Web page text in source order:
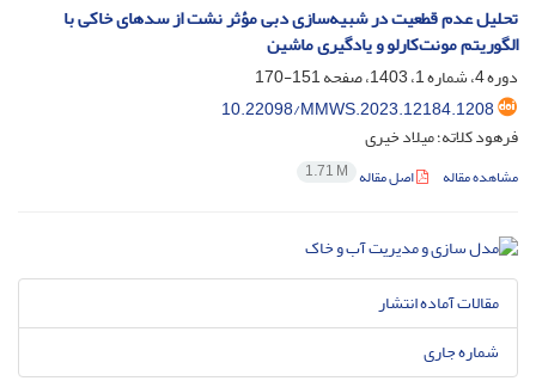
تحلیل عدم قطعیت در شبیه‌سازی دبی مؤثر نشت از سدهای خاکی با
الگوریتم مونت‌کارلو و یادگیری ماشین
دوره 4، شماره 1، 1403، صفحه
151-170
10.22098/MMWS.2023.12184.1208
فرهود کلاته؛ میلاد خیری
مشاهده مقاله اصل مقاله 1.71 M
مقالات آماده انتشار
شماره جاری